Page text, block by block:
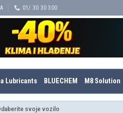
01/ 30 30 300
Lubricants BLUECHEM M8 Solution
svoje vozilo